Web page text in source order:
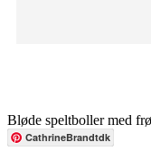
Bløde speltboller med
CathrineBrandtdk